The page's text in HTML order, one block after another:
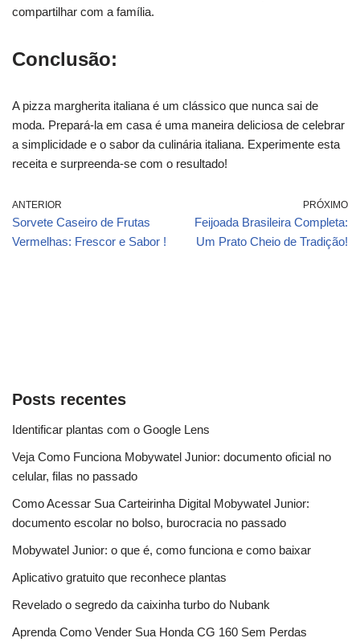
compartilhar com a família.
Conclusão:
A pizza margherita italiana é um clássico que nunca sai de
moda. Prepará-la em casa é uma maneira deliciosa de celebrar
a simplicidade e o sabor da culinária italiana. Experimente esta
receita e surpreenda-se com o resultado!
ANTERIOR
Sorvete Caseiro de Frutas
Vermelhas: Frescor e Sabor !
PRÓXIMO
Feijoada Brasileira Completa:
Um Prato Cheio de Tradição!
Posts recentes
Identificar plantas com o Google Lens
Veja Como Funciona Mobywatel Junior: documento oficial no
celular, filas no passado
Como Acessar Sua Carteirinha Digital Mobywatel Junior:
documento escolar no bolso, burocracia no passado
Mobywatel Junior: o que é, como funciona e como baixar
Aplicativo gratuito que reconhece plantas
Revelado o segredo da caixinha turbo do Nubank
Aprenda Como Vender Sua Honda CG 160 Sem Perdas